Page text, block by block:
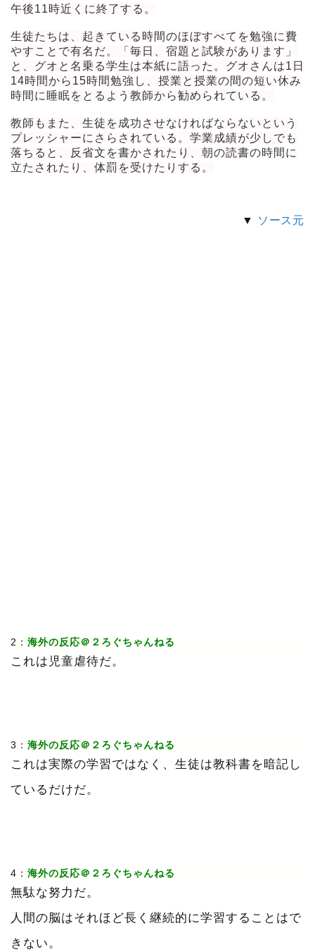
午後11時近くに終了する。
生徒たちは、起きている時間のほぼすべてを勉強に費
やすことで有名だ。「毎日、宿題と試験があります」
と、グオと名乗る学生は本紙に語った。グオさんは1日
14時間から15時間勉強し、授業と授業の間の短い休み
時間に睡眠をとるよう教師から勧められている。
教師もまた、生徒を成功させなければならないという
プレッシャーにさらされている。学業成績が少しでも
落ちると、反省文を書かされたり、朝の読書の時間に
立たされたり、体罰を受けたりする。
▼ ソース元
2： 海外の反応＠２ろぐちゃんねる
これは児童虐待だ。
3： 海外の反応＠２ろぐちゃんねる
これは実際の学習ではなく、生徒は教科書を暗記し
ているだけだ。
4： 海外の反応＠２ろぐちゃんねる
無駄な努力だ。
人間の脳はそれほど長く継続的に学習することはで
きない。